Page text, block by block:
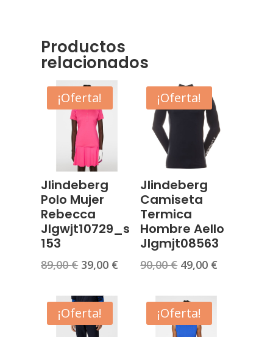
Productos
relacionados
¡Oferta!
Jlindeberg
Polo Mujer
Rebecca
Jlgwjt10729_s
153
89,00€ El
original
era:
89,00 €.
39,00 €
39,00 €.
¡Oferta!
Jlindeberg
Camiseta
Termica
Hombre Aello
Jlgmjt08563
90,00€ El
original
era:
90,00 €.
49,00 €
¡Oferta! ¡Oferta!